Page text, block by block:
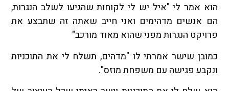
הוא אמר לי "איל יש לי לקוחות שהגיעו לשלב הנגרות,
הם אנשים מדהימים ואני חייב שאתה זה שתבצע את
פרויקט הנגרות מפני שהוא מאוד מורכב"
כמובן שישר אמרתי לו "מדהים, תשלח לי את התוכניות
ונקבע פגישה עם משפחת מוזס".